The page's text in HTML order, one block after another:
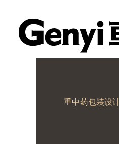
重中药包装设